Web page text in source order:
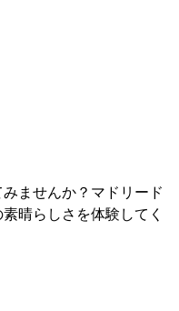
ませんか？マドリード
晴らしさを体験してく